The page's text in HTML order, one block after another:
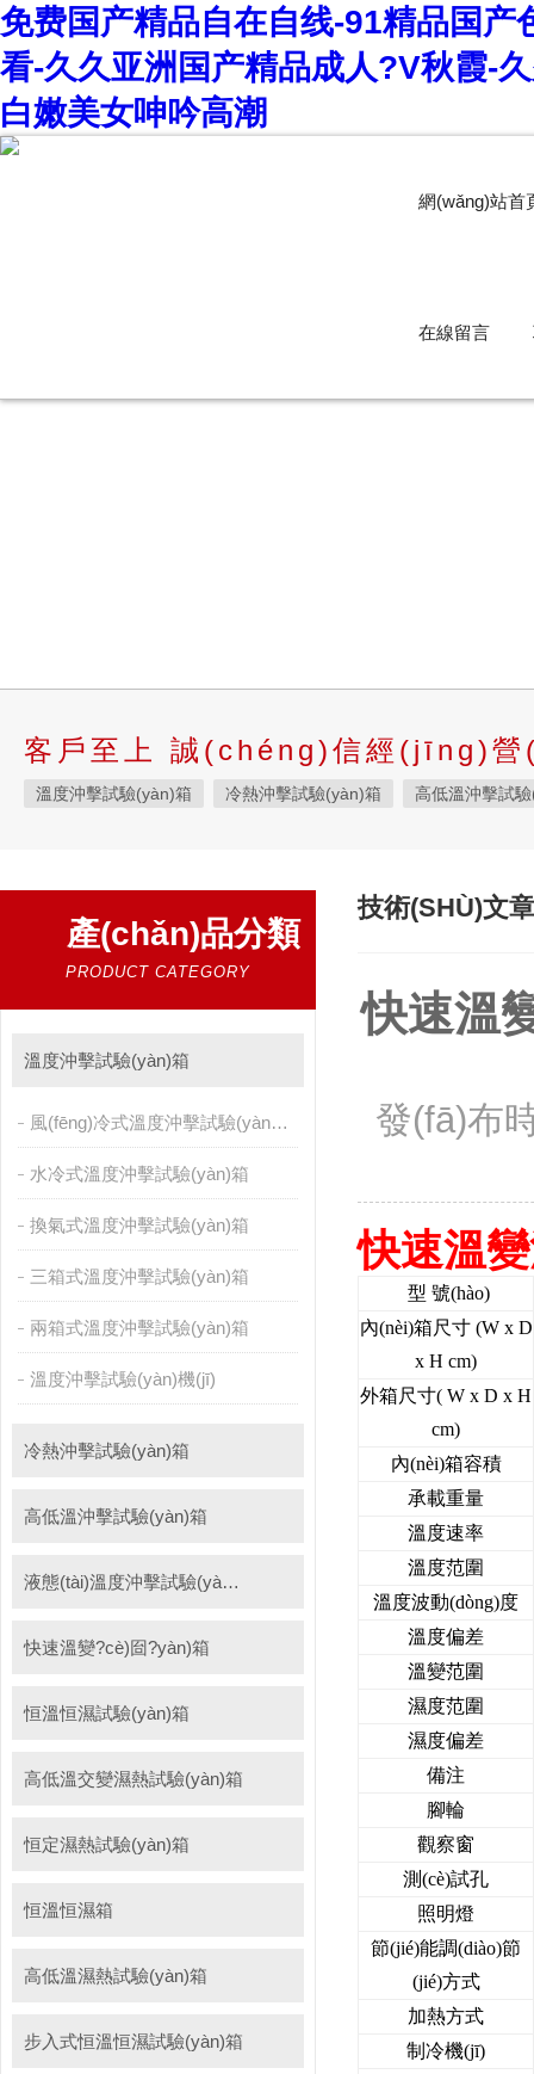
免费国产精品自在自线-91精品国
看-久久亚洲国产精品成人?V秋霞-
白嫩美女呻吟高潮
網(wǎng)站首
在線留言
客戶至上 誠(chéng)信經(jīng)
溫度沖擊試驗(yàn)箱 冷熱沖擊試驗(yàn)箱 高低溫沖擊試
高低溫濕熱試驗(yàn)箱 步入式恒溫恒濕試驗(yàn)箱 高低
霉菌試驗(yàn)箱 應(yīng)力篩選試驗(yàn)箱
三綜合試驗(yàn)箱 鹽霧試驗(yàn)箱 老化試驗(yàn)箱
耐氣候試驗(yàn)箱
溫濕度光照淋雨試驗(yàn)箱
PCT高壓加速老化試驗(yàn)機(jī)
絕緣裂化.特性評(píng)價(jià)系統(tǒng)
產(chǎn)品分類
PRODUCT CATEGORY
溫度沖擊試驗(yàn)箱
風(fēng)冷式溫度沖擊試驗(yàn)箱
水冷式溫度沖擊試驗(yàn)箱
換氣式溫度沖擊試驗(yàn)箱
三箱式溫度沖擊試驗(yàn)箱
兩箱式溫度沖擊試驗(yàn)箱
溫度沖擊試驗(yàn)機(jī)
冷熱沖擊試驗(yàn)箱
高低溫沖擊試驗(yàn)箱
液態(tài)溫度沖擊試驗(yàn)箱
快速溫變?cè)囼?yàn)箱
恒溫恒濕試驗(yàn)箱
高低溫交變濕熱試驗(yàn)箱
恒定濕熱試驗(yàn)箱
恒溫恒濕箱
高低溫濕熱試驗(yàn)箱
步入式恒溫恒濕試驗(yàn)箱
技術(SHÙ)文
快速溫
發(fā)布
快速溫
型 號(hào)
內(nèi)箱尺寸 (W x D
x H cm)
外箱尺寸( W x D x H
cm)
內(nèi)箱容積
承載重量
溫度速率
溫度范圍
溫度波動(dòng)度
溫度偏差
溫變范圍
濕度范圍
濕度偏差
備注
腳輪
觀察窗
測(cè)試孔
照明燈
節(jié)能調(diào)節
(jié)方式
加熱方式
制冷機(jī)